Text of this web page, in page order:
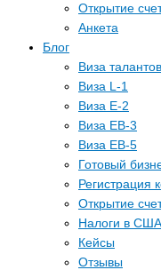
Открытие
Анкета
Блог
Виза
Виза L-1
Виза E-2
Виза EB-3
Виза EB-5
Готовый
Открытие
Налоги в США
Кейсы
Отзывы